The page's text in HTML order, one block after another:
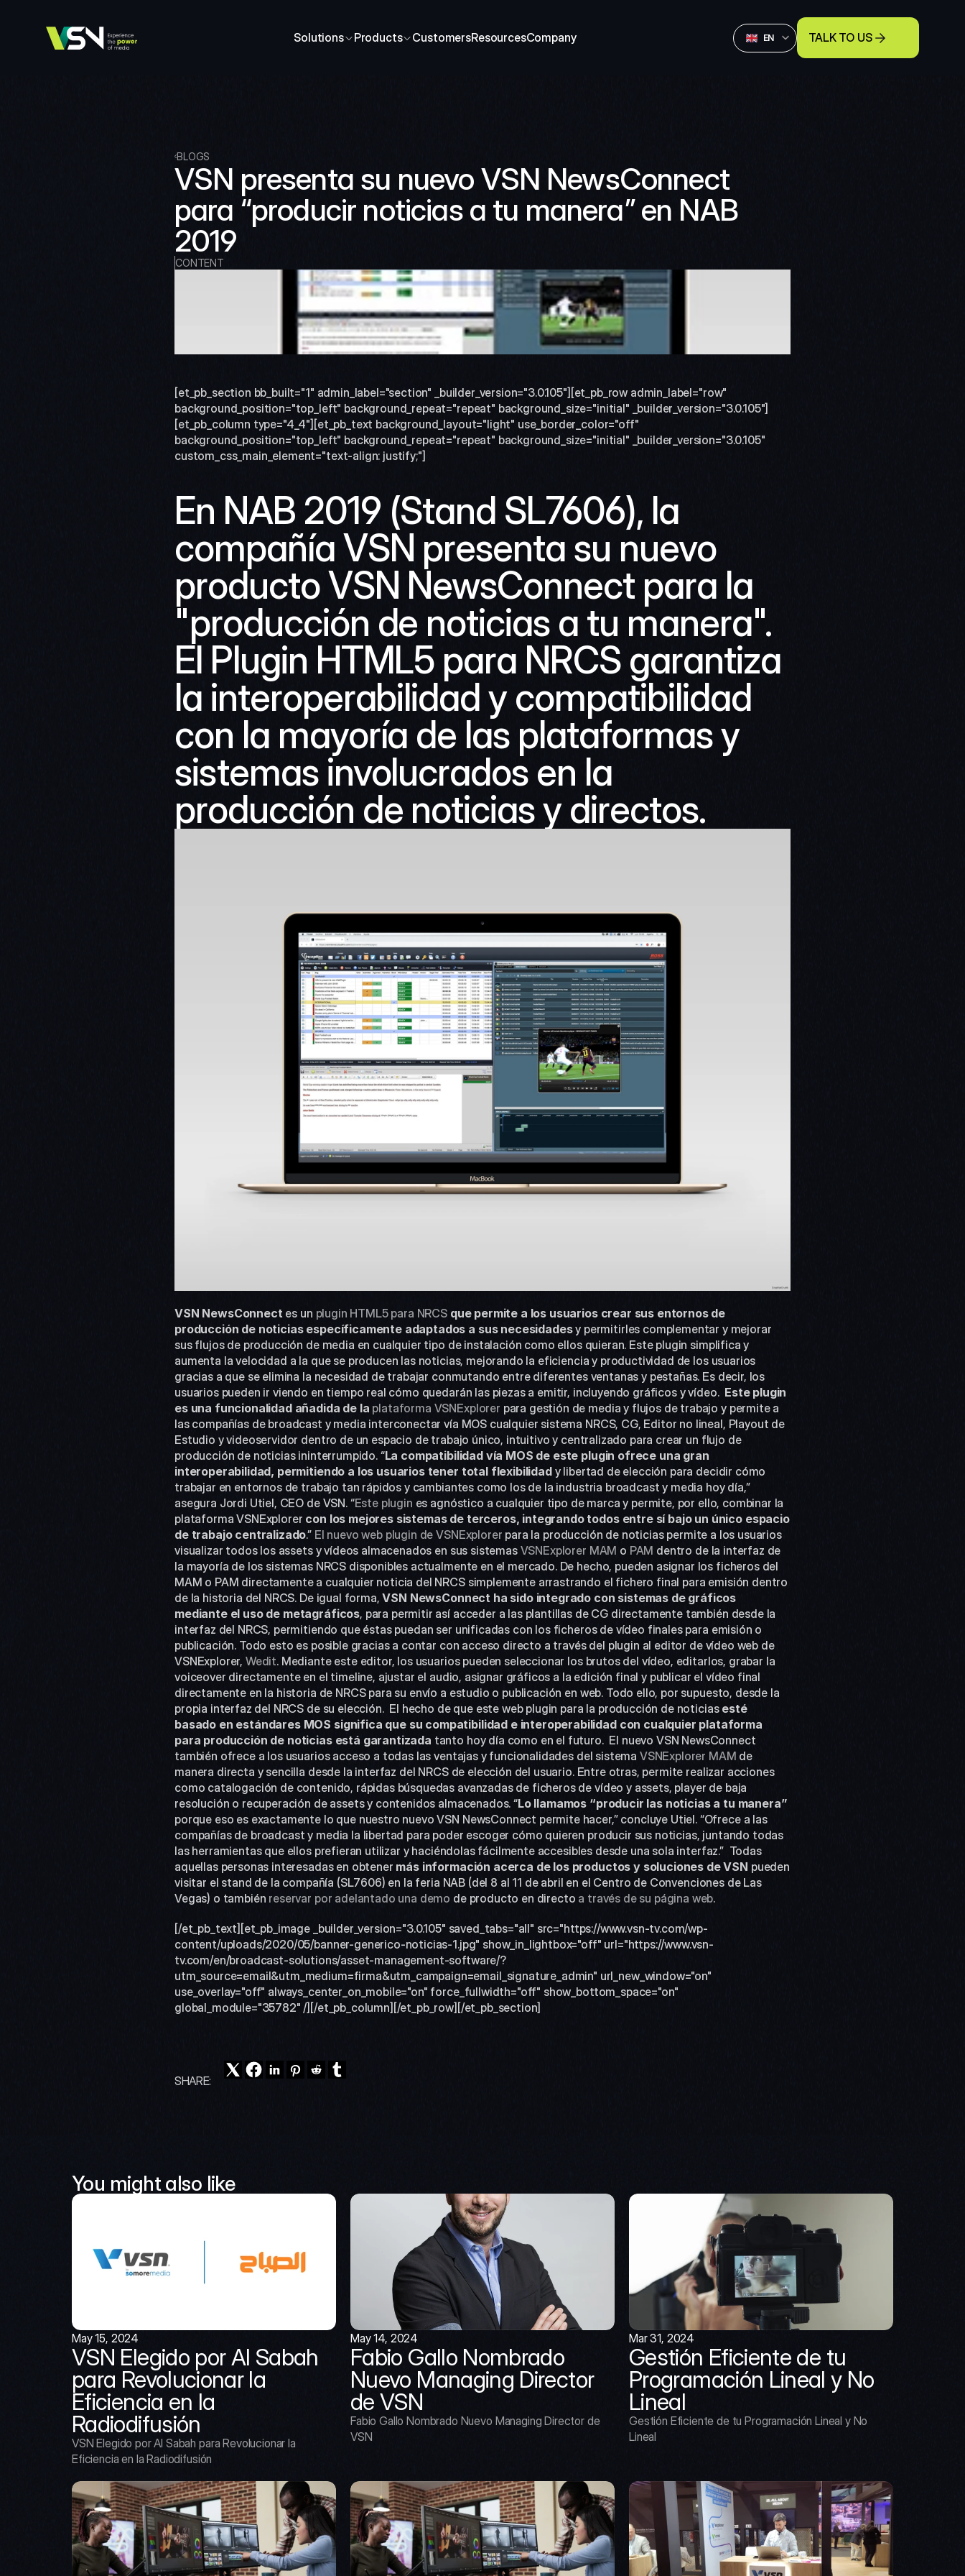
Solutions Products CustomersResourcesCompany
Select Language
English
EN TALK TO US
BLOGS
VSN presenta su nuevo VSN NewsConnect
para “producir noticias a tu manera” en NAB
2019
CONTENT
[et_pb_section bb_built="1" admin_label="section" _builder_version="3.0.105"][et_pb_row admin_label="row"
background_position="top_left" background_repeat="repeat" background_size="initial" _builder_version="3.0.105"]
[et_pb_column type="4_4"][et_pb_text background_layout="light" use_border_color="off"
background_position="top_left" background_repeat="repeat" background_size="initial" _builder_version="3.0.105"
custom_css_main_element="text-align: justify;"]
En NAB 2019 (Stand SL7606), la
compañía VSN presenta su nuevo
producto VSN NewsConnect para la
"producción de noticias a tu manera".
El Plugin HTML5 para NRCS garantiza
la interoperabilidad y compatibilidad
con la mayoría de las plataformas y
sistemas involucrados en la
producción de noticias y directos.
VSN NewsConnect es un plugin HTML5 para NRCS que permite a los usuarios crear sus entornos de
producción de noticias específicamente adaptados a sus necesidades y permitirles complementar y mejorar
sus flujos de producción de media en cualquier tipo de instalación como ellos quieran. Este plugin simplifica y
aumenta la velocidad a la que se producen las noticias, mejorando la eficiencia y productividad de los usuarios
gracias a que se elimina la necesidad de trabajar conmutando entre diferentes ventanas y pestañas. Es decir, los
usuarios pueden ir viendo en tiempo real cómo quedarán las piezas a emitir, incluyendo gráficos y vídeo. Este plugin
es una funcionalidad añadida de la plataforma VSNExplorer para gestión de media y flujos de trabajo y permite a
las compañías de broadcast y media interconectar vía MOS cualquier sistema NRCS, CG, Editor no lineal, Playout de
Estudio y videoservidor dentro de un espacio de trabajo único, intuitivo y centralizado para crear un flujo de
producción de noticias ininterrumpido. “La compatibilidad vía MOS de este plugin ofrece una gran
interoperabilidad, permitiendo a los usuarios tener total flexibilidad y libertad de elección para decidir cómo
trabajar en entornos de trabajo tan rápidos y cambiantes como los de la industria broadcast y media hoy día,”
asegura Jordi Utiel, CEO de VSN. “Este plugin es agnóstico a cualquier tipo de marca y permite, por ello, combinar la
plataforma VSNExplorer con los mejores sistemas de terceros, integrando todos entre sí bajo un único espacio
de trabajo centralizado.” El nuevo web plugin de VSNExplorer para la producción de noticias permite a los usuarios
visualizar todos los assets y vídeos almacenados en sus sistemas VSNExplorer MAM o PAM dentro de la interfaz de
la mayoría de los sistemas NRCS disponibles actualmente en el mercado. De hecho, pueden asignar los ficheros del
MAM o PAM directamente a cualquier noticia del NRCS simplemente arrastrando el fichero final para emisión dentro
de la historia del NRCS. De igual forma, VSN NewsConnect ha sido integrado con sistemas de gráficos
mediante el uso de metagráficos, para permitir así acceder a las plantillas de CG directamente también desde la
interfaz del NRCS, permitiendo que éstas puedan ser unificadas con los ficheros de vídeo finales para emisión o
publicación. Todo esto es posible gracias a contar con acceso directo a través del plugin al editor de vídeo web de
VSNExplorer, Wedit. Mediante este editor, los usuarios pueden seleccionar los brutos del vídeo, editarlos, grabar la
voiceover directamente en el timeline, ajustar el audio, asignar gráficos a la edición final y publicar el vídeo final
directamente en la historia de NRCS para su envío a estudio o publicación en web. Todo ello, por supuesto, desde la
propia interfaz del NRCS de su elección.  El hecho de que este web plugin para la producción de noticias esté
basado en estándares MOS significa que su compatibilidad e interoperabilidad con cualquier plataforma
para producción de noticias está garantizada tanto hoy día como en el futuro.  El nuevo VSN NewsConnect
también ofrece a los usuarios acceso a todas las ventajas y funcionalidades del sistema VSNExplorer MAM de
manera directa y sencilla desde la interfaz del NRCS de elección del usuario. Entre otras, permite realizar acciones
como catalogación de contenido, rápidas búsquedas avanzadas de ficheros de vídeo y assets, player de baja
resolución o recuperación de assets y contenidos almacenados. “Lo llamamos “producir las noticias a tu manera”
porque eso es exactamente lo que nuestro nuevo VSN NewsConnect permite hacer,” concluye Utiel. “Ofrece a las
compañías de broadcast y media la libertad para poder escoger cómo quieren producir sus noticias, juntando todas
las herramientas que ellos prefieran utilizar y haciéndolas fácilmente accesibles desde una sola interfaz.”  Todas
aquellas personas interesadas en obtener más información acerca de los productos y soluciones de VSN pueden
visitar el stand de la compañía (SL7606) en la feria NAB (del 8 al 11 de abril en el Centro de Convenciones de Las
Vegas) o también reservar por adelantado una demo de producto en directo a través de su página web.
[/et_pb_text][et_pb_image _builder_version="3.0.105" saved_tabs="all" src="https://www.vsn-tv.com/wp-
content/uploads/2020/05/banner-generico-noticias-1.jpg" show_in_lightbox="off" url="https://www.vsn-
tv.com/en/broadcast-solutions/asset-management-software/?
utm_source=email&utm_medium=firma&utm_campaign=email_signature_admin" url_new_window="on"
use_overlay="off" always_center_on_mobile="on" force_fullwidth="off" show_bottom_space="on"
global_module="35782" /][/et_pb_column][/et_pb_row][/et_pb_section]
SHARE:
You might also like
May 15, 2024
VSN Elegido por Al Sabah
para Revolucionar la
Eficiencia en la
Radiodifusión
VSN Elegido por Al Sabah para Revolucionar la
Eficiencia en la Radiodifusión
May 14, 2024
Fabio Gallo Nombrado
Nuevo Managing Director
de VSN
Fabio Gallo Nombrado Nuevo Managing Director de
VSN
Mar 31, 2024
Gestión Eficiente de tu
Programación Lineal y No
Lineal
Gestión Eficiente de tu Programación Lineal y No
Lineal